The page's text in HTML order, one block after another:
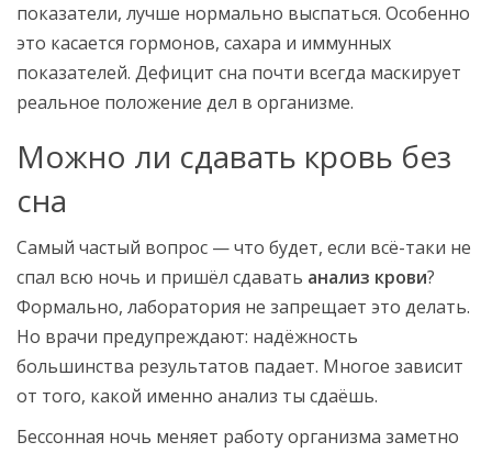
показатели, лучше нормально выспаться. Особенно
это касается гормонов, сахара и иммунных
показателей. Дефицит сна почти всегда маскирует
реальное положение дел в организме.
Можно ли сдавать кровь без
сна
Самый частый вопрос — что будет, если всё-таки не
спал всю ночь и пришёл сдавать анализ крови?
Формально, лаборатория не запрещает это делать.
Но врачи предупреждают: надёжность
большинства результатов падает. Многое зависит
от того, какой именно анализ ты сдаёшь.
Бессонная ночь меняет работу организма заметно